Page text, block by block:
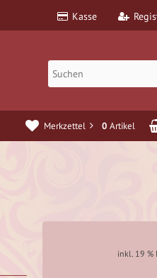
Kasse
Merkzettel 0 Artikel
inkl. 19 %